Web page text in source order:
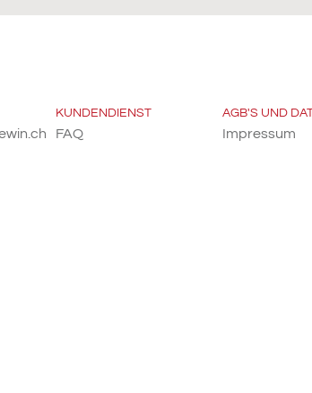
KUNDENDIENST
FAQ
AGB'S UND
Impressum